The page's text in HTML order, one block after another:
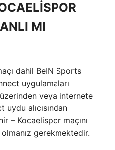
MI
dahil BeIN Sports
uygulamaları
veya internete
alıcısından
– Kocaelispor maçını
gerekmektedir.